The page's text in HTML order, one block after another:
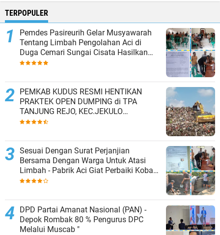
TERPOPULER
Pemdes Pasireurih Gelar Musyawarah
Tentang Limbah Pengolahan Aci di
Duga Cemari Sungai Cisata Hasilkan
Kesepakatan Tutup Sementara
PEMKAB KUDUS RESMI HENTIKAN
PRAKTEK OPEN DUMPING di TPA
TANJUNG REJO, KEC.JEKULO
KAB.KUDUS,BERLAKUKAN SISTEM
Sesuai Dengan Surat Perjanjian
Bersama Dengan Warga Untuk Atasi
Limbah - Pabrik Aci Giat Perbaiki Kobak
Penampungan Air
DPD Partai Amanat Nasional (PAN) -
Depok Rombak 80 % Pengurus DPC
Melalui Muscab "